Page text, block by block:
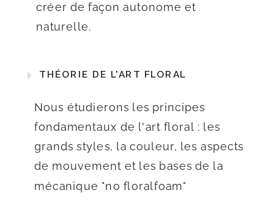
créer de façon autonome et
naturelle.
THÉORIE DE L'ART FLORAL
Nous étudierons les principes
fondamentaux de l'art floral : les
grands styles, la couleur, les aspects
de mouvement et les bases de la
mécanique "no floralfoam"